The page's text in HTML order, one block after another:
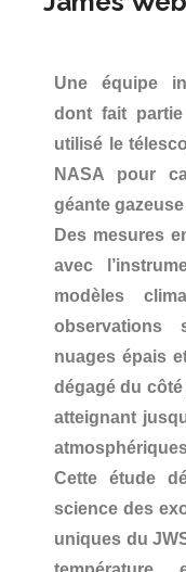
Une équipe
dont fait
utilisé le
NASA pour
géante
Des mesures
avec
modèles
observations
nuages épais
dégagé du
atteignant
Cette étude
science des
uniques du